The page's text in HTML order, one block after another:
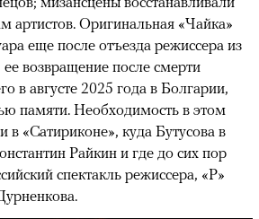
артистов. Оригинальная «Чайка»
еще после отъезда режиссера из
возвращение после смерти
в августе 2025 года в Болгарии,
памяти. Необходимость в этом
в «Сатириконе», куда Бутусова в
Райкин и где до сих пор
спектакль режиссера, «Р»